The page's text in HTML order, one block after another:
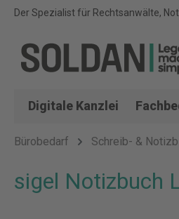
Der Spezialist für Rechtsanwälte,
Digitale Kanzlei
Bürobedarf Schreib- &
sigel Notizbuch